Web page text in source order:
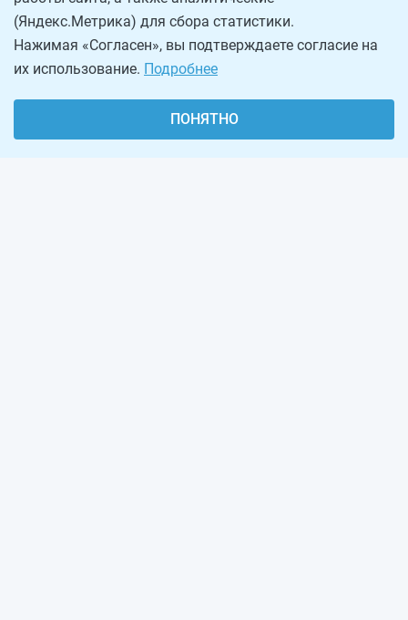
(Яндекс.Метрика) для сбора статистики.
Нажимая «Согласен», вы подтверждаете согласие на
их использование. Подробнее
ПОНЯТНО